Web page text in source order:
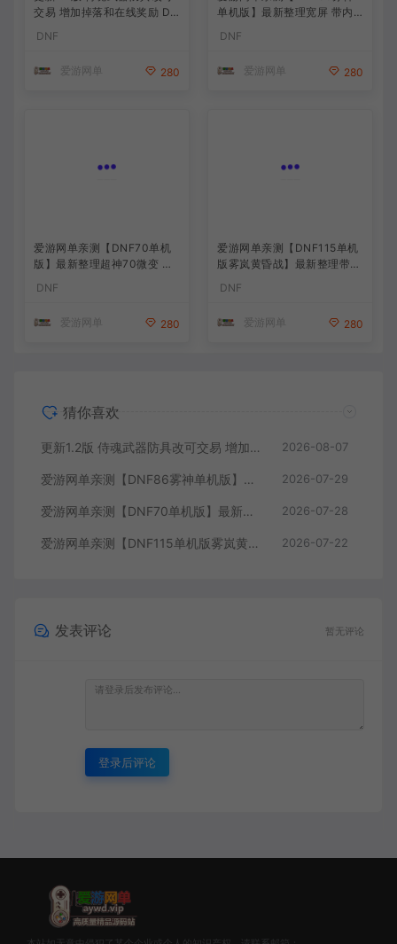
F70星月侍魂联机版 新版技能
丰富异次元技能装备词条 护
能宝珠等 在线点 装备靠爆
辅便捷 新技能 界面UI 大冰龙
新深渊副本 技能护石 虚拟机
图 异界 安图恩 四小龙 镶嵌
内辅 异次元护石宝珠 未加密
PVF虚拟机一键端 视频安装
DNF
枪三职业 女鬼剑 女圣职者 男
鬼剑女格斗新模型 美神 雾岚
副本 太初装备 快捷内辅 虚拟
DNF
爱游网单亲测【DNF86雾神单机版】最新整理宽屏 带内辅便捷 新技能 界面UI 大冰龙 新深渊副本 技能护石 虚拟机一键端 视频安装教学 2026-07-29
爱游网单亲测【DNF70单机版】最新整理超神70微变 魂图 异界 安图恩 四小龙 镶嵌 内辅 异次元护石宝珠 未加密PVF虚拟机一键端 视频安装教学 2026-07-28
爱游网单亲测【DNF115单机版雾岚黄昏战】最新整理带魔枪三职业 女鬼剑 女圣职者 男鬼剑女格斗新模型 美神 雾岚副本 太初装备 快捷内辅 虚拟机一键端 视频安装教学 2026-07-22
本站如无意中侵犯了某个企业或个人的知识产权，请联系邮箱：